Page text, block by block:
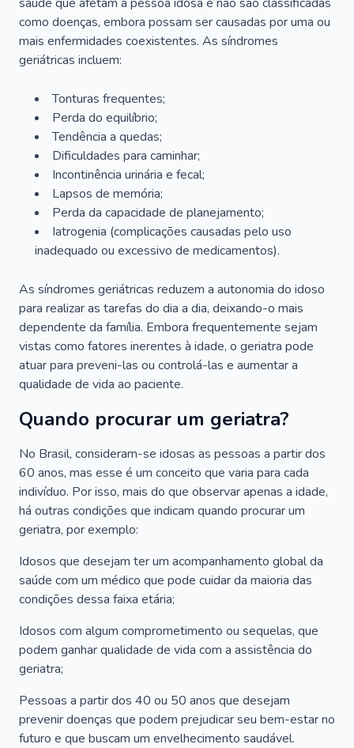
como doenças, embora possam ser causadas por uma ou
mais enfermidades coexistentes. As síndromes
geriátricas incluem:
Tonturas frequentes;
Perda do equilíbrio;
Tendência a quedas;
Dificuldades para caminhar;
Incontinência urinária e fecal;
Lapsos de memória;
Perda da capacidade de planejamento;
Iatrogenia (complicações causadas pelo uso
inadequado ou excessivo de medicamentos).
As síndromes geriátricas reduzem a autonomia do idoso
para realizar as tarefas do dia a dia, deixando-o mais
dependente da família. Embora frequentemente sejam
vistas como fatores inerentes à idade, o geriatra pode
atuar para preveni-las ou controlá-las e aumentar a
qualidade de vida ao paciente.
Quando procurar um geriatra?
No Brasil, consideram-se idosas as pessoas a partir dos
60 anos, mas esse é um conceito que varia para cada
indivíduo. Por isso, mais do que observar apenas a idade,
há outras condições que indicam quando procurar um
geriatra, por exemplo:
Idosos que desejam ter um acompanhamento global da
saúde com um médico que pode cuidar da maioria das
condições dessa faixa etária;
Idosos com algum comprometimento ou sequelas, que
podem ganhar qualidade de vida com a assistência do
geriatra;
Pessoas a partir dos 40 ou 50 anos que desejam
prevenir doenças que podem prejudicar seu bem-estar no
futuro e que buscam um envelhecimento saudável.